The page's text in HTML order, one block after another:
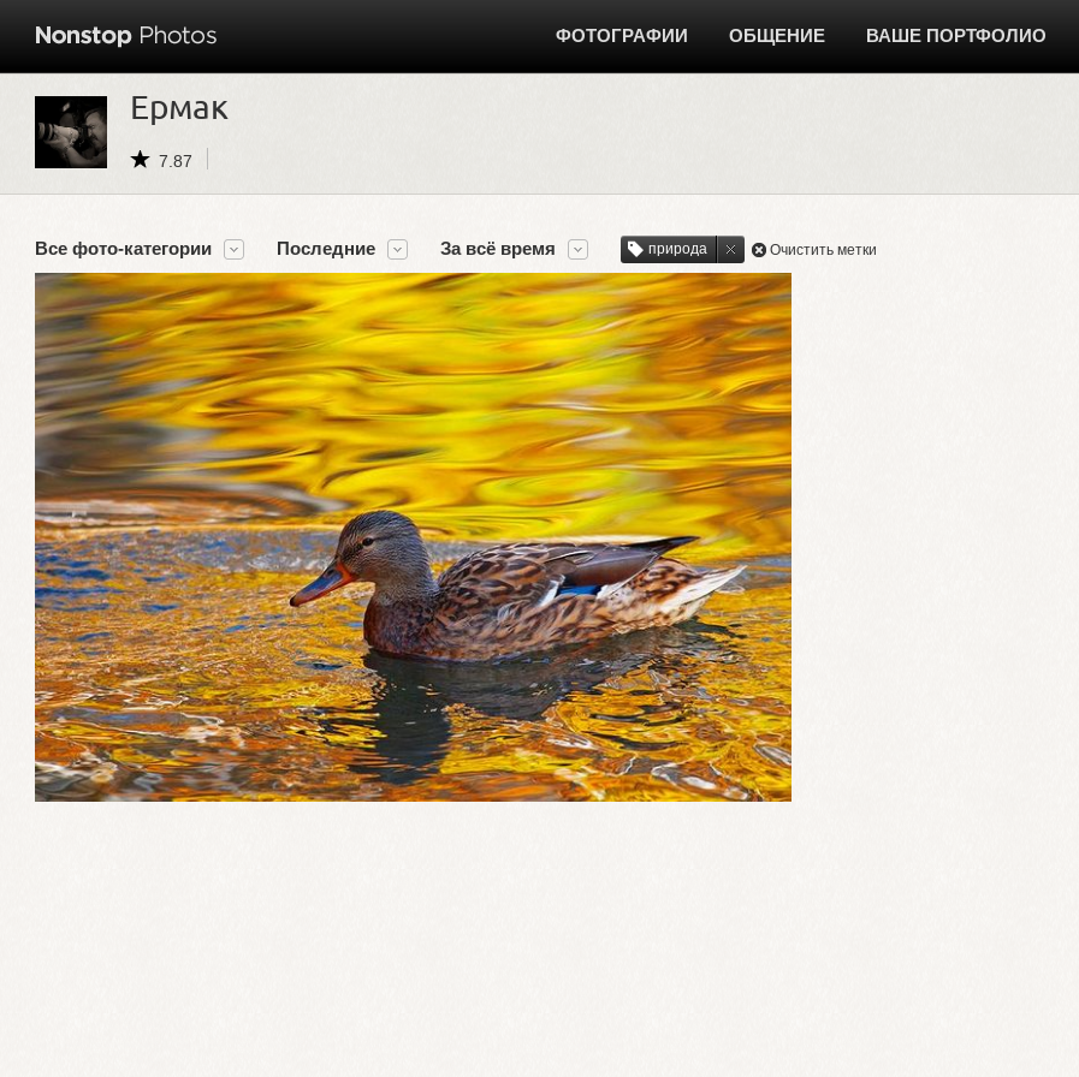
ФОТОГРАФИИ ОБЩЕНИЕ ВАШЕ ПОРТФОЛИО
Ермак
7.87
Все фото-категории Последние За всё время природа Очистить метки